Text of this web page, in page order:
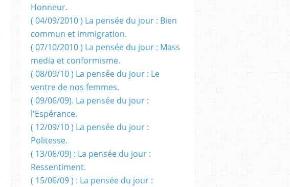
Honneur.
( 04/09/2010 ) La pensée du jour : Bien
commun et immigration.
( 07/10/2010 ) La pensée du jour : Mass
media et conformisme.
( 08/09/10 ) La pensée du jour : Le
ventre de nos femmes.
( 09/06/09). La pensée du jour :
l'Espérance.
( 12/09/10 ) La pensée du jour :
Politesse.
( 13/06/09) : La pensée du jour :
Ressentiment.
( 15/06/09 ) : La pensée du jour :